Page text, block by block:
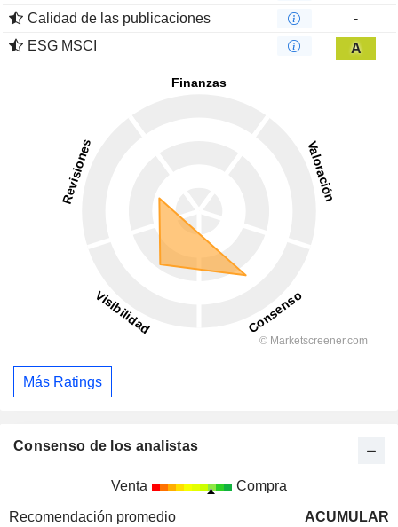
Calidad de las publicaciones
-
ESG MSCI
A
Más Ratings
Consenso de los analistas
Venta Compra
Recomendación promedio
ACUMULAR